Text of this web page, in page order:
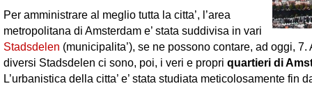
Per amministrare al meglio tutta la citta’, l’area
metropolitana di Amsterdam e’ stata suddivisa in vari
Stadsdelen (municipalita’), se ne possono contare, ad oggi, 7.
diversi Stadsdelen ci sono, poi, i veri e propri quartieri di
L’urbanistica della citta’ e’ stata studiata meticolosamente fin